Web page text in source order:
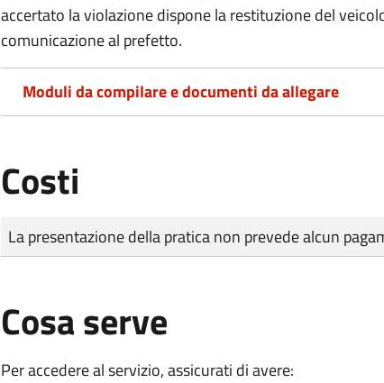
accertato la violazione dispone la restituzione del
comunicazione al prefetto.
Moduli da compilare e documenti da allegare
Costi
Tipo di pagamento
Importo
La presentazione della pratica non prevede alcun
Cosa serve
Per accedere al servizio, assicurati di avere: